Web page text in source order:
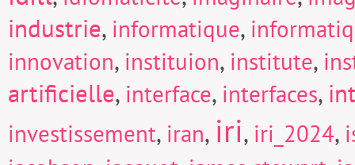
industrie, informatique,
innovation, instituion, institute,
artificielle, interface, interfaces,
investissement, iran, iri, iri_2024,